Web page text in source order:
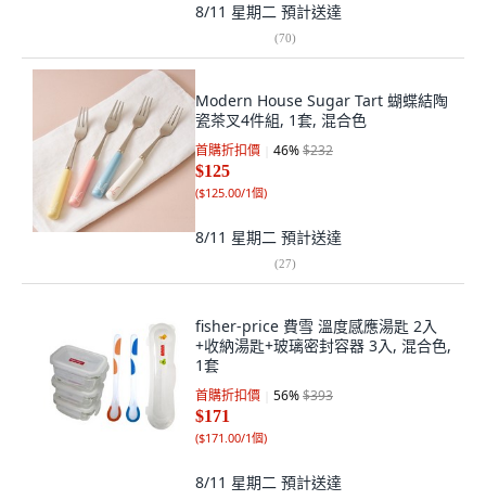
8/11 星期二 預計送達
(70)
Modern House Sugar Tart 蝴蝶結陶
瓷茶叉4件組, 1套, 混合色
首購折扣價 46%$232
$125
($125.00/1個)
8/11 星期二 預計送達
(27)
fisher-price 費雪 溫度感應湯匙 2入
+收納湯匙+玻璃密封容器 3入, 混合色,
1套
首購折扣價 56%$393
$171
($171.00/1個)
8/11 星期二 預計送達